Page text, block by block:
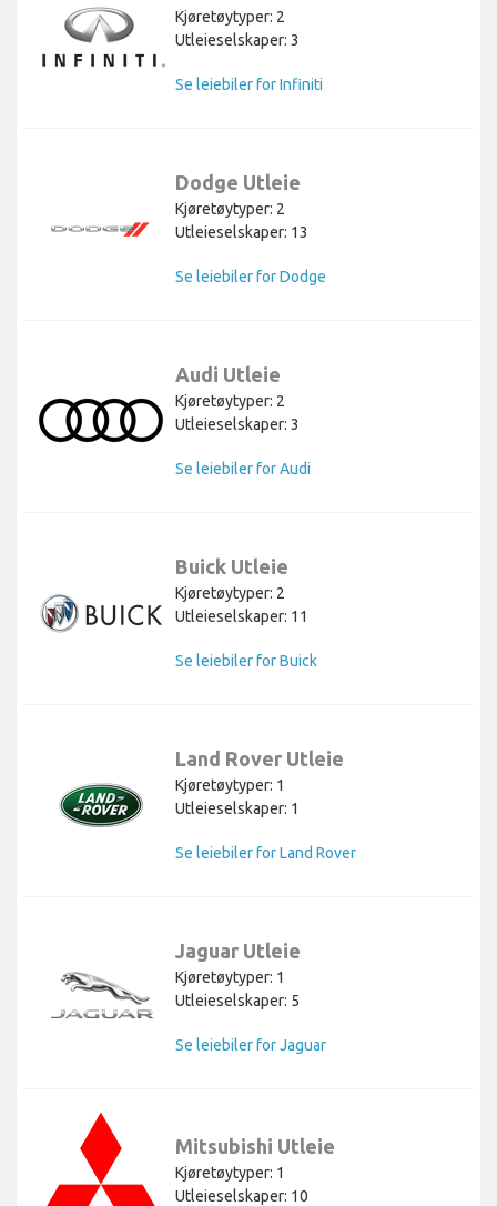
Kjøretøytyper: 2
Utleieselskaper: 3
Se leiebiler for Infiniti
Dodge Utleie
Kjøretøytyper: 2
Utleieselskaper: 13
Se leiebiler for Dodge
Audi Utleie
Kjøretøytyper: 2
Utleieselskaper: 3
Se leiebiler for Audi
Buick Utleie
Kjøretøytyper: 2
Utleieselskaper: 11
Se leiebiler for Buick
Land Rover Utleie
Kjøretøytyper: 1
Utleieselskaper: 1
Se leiebiler for Land Rover
Jaguar Utleie
Kjøretøytyper: 1
Utleieselskaper: 5
Se leiebiler for Jaguar
Mitsubishi Utleie
Kjøretøytyper: 1
Utleieselskaper: 10